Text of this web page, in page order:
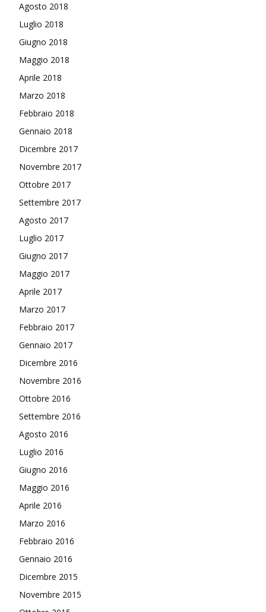
Agosto 2018
Luglio 2018
Giugno 2018
Maggio 2018
Aprile 2018
Marzo 2018
Febbraio 2018
Gennaio 2018
Dicembre 2017
Novembre 2017
Ottobre 2017
Settembre 2017
Agosto 2017
Luglio 2017
Giugno 2017
Maggio 2017
Aprile 2017
Marzo 2017
Febbraio 2017
Gennaio 2017
Dicembre 2016
Novembre 2016
Ottobre 2016
Settembre 2016
Agosto 2016
Luglio 2016
Giugno 2016
Maggio 2016
Aprile 2016
Marzo 2016
Febbraio 2016
Gennaio 2016
Dicembre 2015
Novembre 2015